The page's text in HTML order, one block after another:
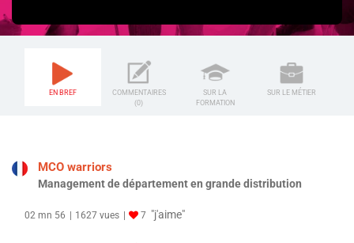
EN BREF
COMMENTAIRES
(0)
SUR LA
FORMATION
SUR LE MÉTIER
MCO warriors
Management de département en grande distribution
02 mn 56 1627 vues 7 "j'aime"